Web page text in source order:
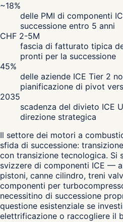
~18%
delle PMI di componenti
successione entro 5 anni
CHF 2-5M
fascia di fatturato tipica
pronti per la successione
45%
delle aziende ICE Tier 2
pianificazione di pivot
2035
scadenza del divieto ICE
direzione strategica
Il settore dei motori a
sfida di successione:
con transizione tecnologica. Si
svizzere di componenti ICE —
pistoni, canne cilindro, treni
componenti per
necessitino di successione
questione esistenziale se
elettrificazione o raccogliere il